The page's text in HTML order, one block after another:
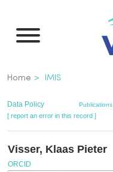
main
Breadcrumb
Home IMIS
Data Policy Publications
[ report an error in this record ]
Visser, Klaas Pieter
ORCID